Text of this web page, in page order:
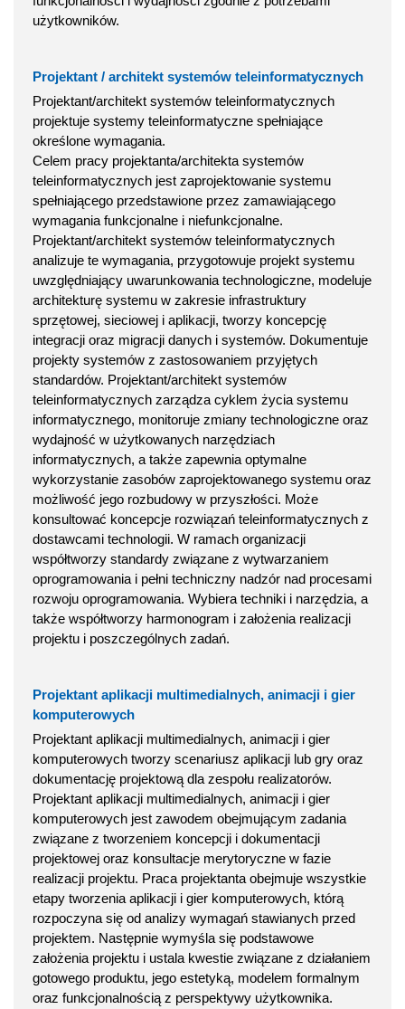
użytkowników.
Projektant / architekt systemów teleinformatycznych
Projektant/architekt systemów teleinformatycznych
projektuje systemy teleinformatyczne spełniające
określone wymagania.
Celem pracy projektanta/architekta systemów
teleinformatycznych jest zaprojektowanie systemu
spełniającego przedstawione przez zamawiającego
wymagania funkcjonalne i niefunkcjonalne.
Projektant/architekt systemów teleinformatycznych
analizuje te wymagania, przygotowuje projekt systemu
uwzględniający uwarunkowania technologiczne, modeluje
architekturę systemu w zakresie infrastruktury
sprzętowej, sieciowej i aplikacji, tworzy koncepcję
integracji oraz migracji danych i systemów. Dokumentuje
projekty systemów z zastosowaniem przyjętych
standardów. Projektant/architekt systemów
teleinformatycznych zarządza cyklem życia systemu
informatycznego, monitoruje zmiany technologiczne oraz
wydajność w użytkowanych narzędziach
informatycznych, a także zapewnia optymalne
wykorzystanie zasobów zaprojektowanego systemu oraz
możliwość jego rozbudowy w przyszłości. Może
konsultować koncepcje rozwiązań teleinformatycznych z
dostawcami technologii. W ramach organizacji
współtworzy standardy związane z wytwarzaniem
oprogramowania i pełni techniczny nadzór nad procesami
rozwoju oprogramowania. Wybiera techniki i narzędzia, a
także współtworzy harmonogram i założenia realizacji
projektu i poszczególnych zadań.
Projektant aplikacji multimedialnych, animacji i gier
komputerowych
Projektant aplikacji multimedialnych, animacji i gier
komputerowych tworzy scenariusz aplikacji lub gry oraz
dokumentację projektową dla zespołu realizatorów.
Projektant aplikacji multimedialnych, animacji i gier
komputerowych jest zawodem obejmującym zadania
związane z tworzeniem koncepcji i dokumentacji
projektowej oraz konsultacje merytoryczne w fazie
realizacji projektu. Praca projektanta obejmuje wszystkie
etapy tworzenia aplikacji i gier komputerowych, którą
rozpoczyna się od analizy wymagań stawianych przed
projektem. Następnie wymyśla się podstawowe
założenia projektu i ustala kwestie związane z działaniem
gotowego produktu, jego estetyką, modelem formalnym
oraz funkcjonalnością z perspektywy użytkownika.